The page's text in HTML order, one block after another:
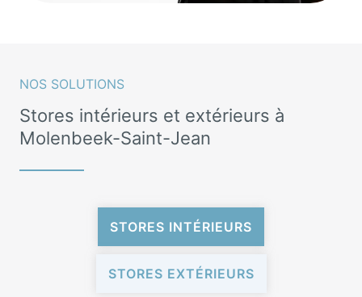
NOS SOLUTIONS
Stores intérieurs et extérieurs à
Molenbeek-Saint-Jean
STORES INTÉRIEURS
STORES EXTÉRIEURS